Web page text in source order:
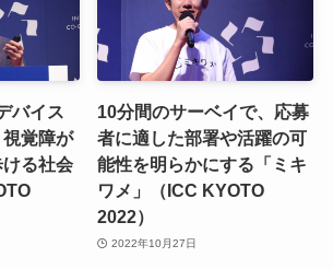
バイス
視覚障が
る社会
10分間のサーベイで、応募
者に適した部署や活躍の可
能性を明らかにする「ミキ
ワメ」（ICC KYOTO
2022）
2022年10月27日